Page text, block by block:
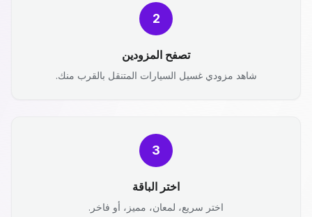
2
تصفح المزودين
شاهد مزودي غسيل السيارات المتنقل بالقرب منك.
3
اختر الباقة
اختر سريع، لمعان، مميز، أو فاخر.